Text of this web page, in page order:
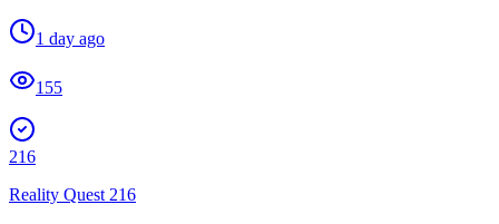
1 day ago
155
216
Reality Quest 216